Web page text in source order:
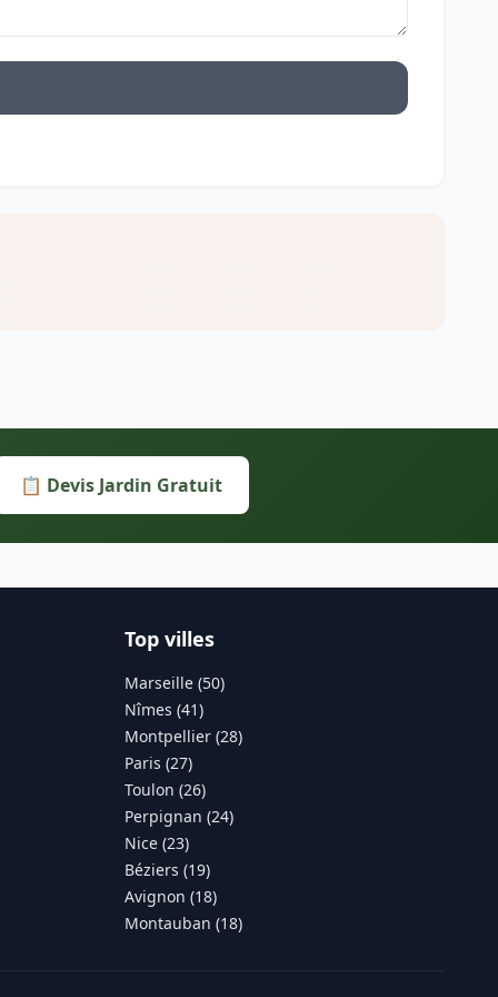
📋 Devis Jardin Gratuit
Top villes
Marseille (50)
Nîmes (41)
Montpellier (28)
Paris (27)
Toulon (26)
Perpignan (24)
Nice (23)
Béziers (19)
Avignon (18)
Montauban (18)